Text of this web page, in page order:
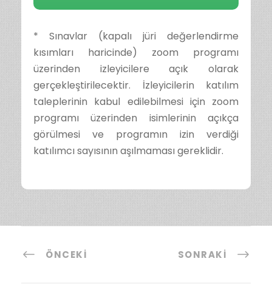
* Sınavlar (kapalı jüri değerlendirme
kısımları haricinde) zoom programı
üzerinden izleyicilere açık olarak
gerçekleştirilecektir. İzleyicilerin katılım
taleplerinin kabul edilebilmesi için zoom
programı üzerinden isimlerinin açıkça
görülmesi ve programın izin verdiği
katılımcı sayısının aşılmaması gereklidir.
ÖNCEKI SONRAKI